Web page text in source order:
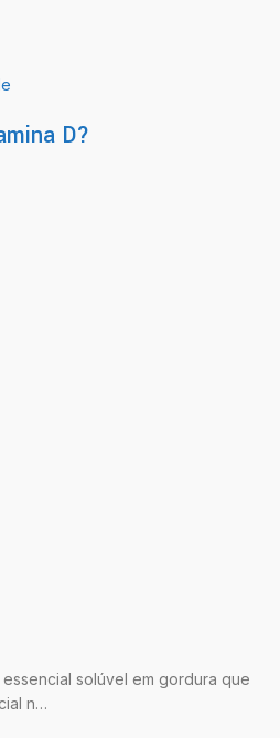
D?
solúvel em gordura que
n…